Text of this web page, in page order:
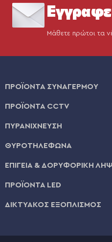
Μάθετε πρώτοι τα
ΠΡΟΪΟΝΤΑ ΣΥΝΑΓΕΡΜΟΥ
ΠΡΟΪΟΝΤΑ CCTV
ΠΥΡΑΝΙΧΝΕΥΣΗ
ΘΥΡΟΤΗΛΕΦΩΝΑ
ΕΠΙΓΕΙΑ & ΔΟΡΥΦΟΡΙΚΗ
ΠΡΟΪΟΝΤΑ LED
ΔΙΚΤΥΑΚΟΣ ΕΞΟΠΛΙΣΜΟΣ